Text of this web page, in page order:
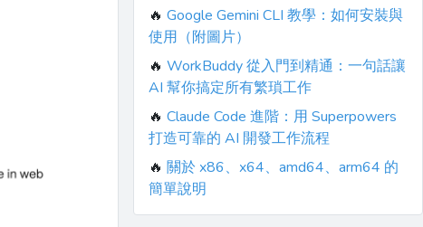
🔥 Google Gemini CLI 教學：如何安裝與
使用（附圖片）
🔥 WorkBuddy 從入門到精通：一句話讓
AI 幫你搞定所有繁瑣工作
🔥 Claude Code 進階：用 Superpowers
打造可靠的 AI 開發工作流程
🔥 關於 x86、x64、amd64、arm64 的
簡單說明